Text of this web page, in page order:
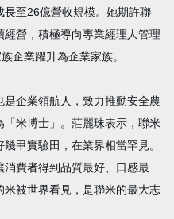
至26億營收規模。她期許聯
營，積極導向專業經理人管理
企業躍升為企業家族。
企業領航人，致力推動安全農
米博士」。莊麗珠表示，聯米
甲實驗田，在業界相當罕見。
費者得到品質最好、口感最
被世界看見，是聯米的最大志